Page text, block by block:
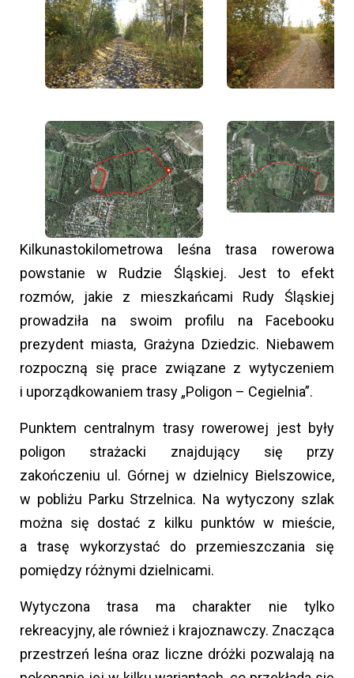
Kilkunastokilometrowa leśna trasa rowerowa
powstanie w Rudzie Śląskiej. Jest to efekt
rozmów, jakie z mieszkańcami Rudy Śląskiej
prowadziła na swoim profilu na Facebooku
prezydent miasta, Grażyna Dziedzic. Niebawem
rozpoczną się prace związane z wytyczeniem
i uporządkowaniem trasy „Poligon – Cegielnia”.
Punktem centralnym trasy rowerowej jest były
poligon strażacki znajdujący się przy
zakończeniu ul. Górnej w dzielnicy Bielszowice,
w pobliżu Parku Strzelnica. Na wytyczony szlak
można się dostać z kilku punktów w mieście,
a trasę wykorzystać do przemieszczania się
pomiędzy różnymi dzielnicami.
Wytyczona trasa ma charakter nie tylko
rekreacyjny, ale również i krajoznawczy. Znacząca
przestrzeń leśna oraz liczne dróżki pozwalają na